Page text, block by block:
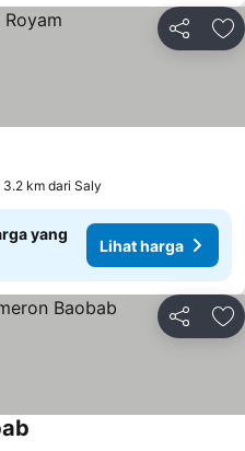
Bagikan
3.2 km dari Saly
yang
Lihat harga
Bagikan